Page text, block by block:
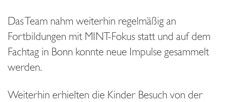
Das Team nahm weiterhin regelmäßig an
Fortbildungen mit MINT-Fokus statt und auf dem
Fachtag in Bonn konnte neue Impulse gesammelt
werden.
Weiterhin erhielten die Kinder Besuch von der